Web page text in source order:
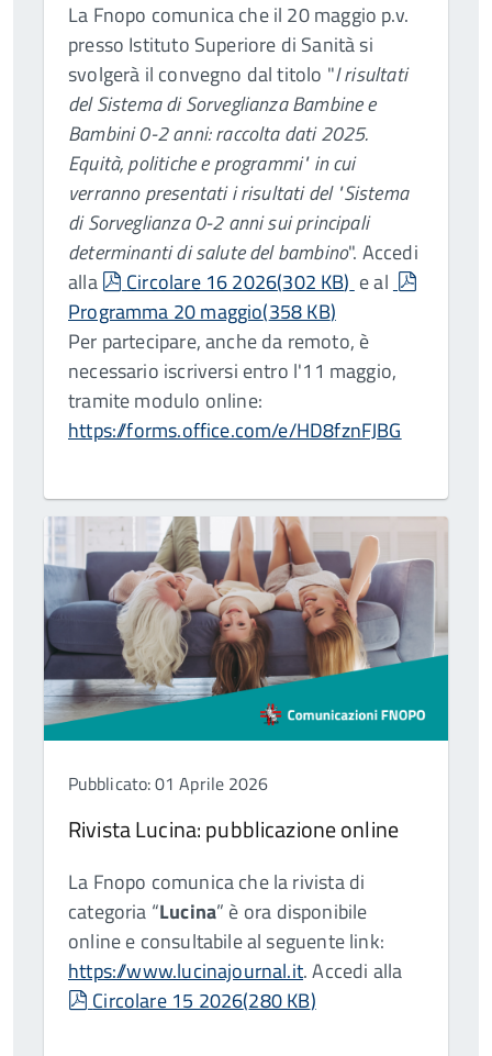
La Fnopo comunica che il 20 maggio p.v.
presso Istituto Superiore di Sanità si
svolgerà il convegno dal titolo "I risultati
del Sistema di Sorveglianza Bambine e
Bambini 0-2 anni: raccolta dati 2025.
Equità, politiche e programmi" in cui
verranno presentati i risultati del "Sistema
di Sorveglianza 0-2 anni sui principali
determinanti di salute del bambino". Accedi
alla
pdf
Circolare 16 2026(302 KB) e al
Programma 20 maggio(358 KB)
Per partecipare, anche da remoto, è
necessario iscriversi entro l'11 maggio,
tramite modulo online:
https://forms.office.com/e/HD8fznFJBG
Pubblicato: 01 Aprile 2026
Rivista Lucina: pubblicazione online
La Fnopo comunica che la rivista di
categoria “Lucina” è ora disponibile
online e consultabile al seguente link:
https://www.lucinajournal.it. Accedi alla
pdf
Circolare 15 2026(280 KB)